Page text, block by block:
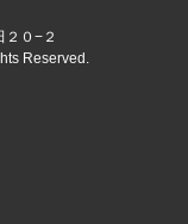
０−２
Reserved.